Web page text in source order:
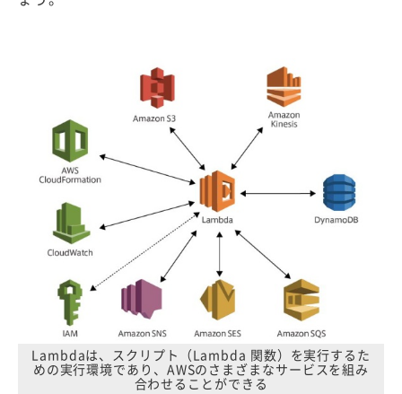
Lambdaは、スクリプト（Lambda 関数）を実行するた
めの実行環境であり、AWSのさまざまなサービスを組み
合わせることができる